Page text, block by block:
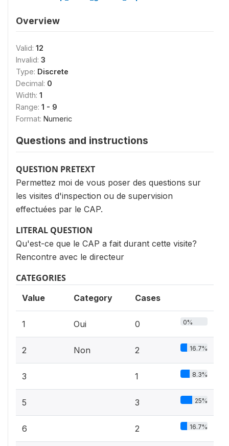
Overview
Valid: 12
Invalid: 3
Type: Discrete
Decimal: 0
Width: 1
Range: 1 - 9
Format: Numeric
Questions and instructions
QUESTION PRETEXT
Permettez moi de vous poser des questions sur
les visites d'inspection ou de supervision
effectuées par le CAP.
LITERAL QUESTION
Qu'est-ce que le CAP a fait durant cette visite?
Rencontre avec le directeur
CATEGORIES
Value Category Cases
1 Oui 0 0%
2 Non 2 16.7%
3 1 8.3%
5 3 25%
6 2 16.7%